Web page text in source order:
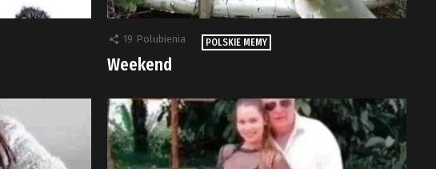
19 Polubienia POLSKIE MEMY
Weekend